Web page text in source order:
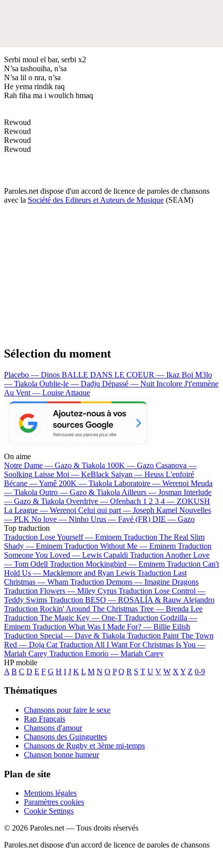
Serbi moul el bar, serbi x2
N’sa tashouiha, n’sa
N’sa lil o nra, n’sa
He yema rindik raq
Rah fiha ma i woulich hmaq
Rewoud
Rewoud
Rewoud
Rewoud
Paroles.net dispose d'un accord de licence de paroles de chansons
avec la Société des Editeurs et Auteurs de Musique (SEAM)
Sélection du moment
Placebo — Dinos BALLE DANS LE COEUR — Ikaz Boi M3lo
— Tiakola Oublie-le — Dadju Dépassé — Nuit Incolore J't'emmène
Au Vent — Louise Attaque
On aime
Notre Dame — Gazo & Tiakola 100K — Gazo Casanova —
Soolking Laisse Moi — KeBlack Saiyan — Heuss L'enfoiré
Bécane —Yamê 200K — Tiakola Laboratoire — Werenoi Meuda
— Tiakola Outro — Gazo & Tiakola Ailleurs — Josman Interlude
— Gazo & Tiakola Overdrive — Ofenbach 1 2 3 4 — ZOKUSH
La League — Werenoi Celui qui part — Joseph Kamel Nouvelles
— PLK No love — Ninho Urus — Favé (FR) DIE — Gazo
Top traduction
Traduction Lose Yourself — Eminem Traduction The Real Slim
Shady — Eminem Traduction Without Me — Eminem Traduction
Someone You Loved — Lewis Capaldi Traduction Another Love
— Tom Odell Traduction Mockingbird — Eminem Traduction Can't
Hold Us — Macklemore and Ryan Lewis Traduction Last
Christmas — Wham Traduction Demons — Imagine Dragons
Traduction Flowers — Miley Cyrus Traduction Lose Control —
Teddy Swims Traduction BESO — ROSALÍA & Rauw Alejandro
Traduction Rockin' Around The Christmas Tree — Brenda Lee
Traduction The Magic Key — One-T Traduction Godzilla —
Eminem Traduction What Was I Made For? — Billie Eilish
Traduction Special — Dave & Tiakola Traduction Paint The Town
Red — Doja Cat Traduction All I Want For Christmas Is You —
Mariah Carey Traduction Emorio — Mariah Carey
HP mobile
A B C D E F G H I J K L M N O P Q R S T U V W X Y Z 0-9
Thématiques
Chansons pour faire le sexe
Rap Français
Chansons d'amour
Chansons des Guinguettes
Chansons de Rugby et 3ème mi-temps
Chanson bonne humeur
Plan de site
Mentions légales
Paramètres cookies
Cookie Settings
© 2026 Paroles.net — Tous droits réservés
Paroles.net dispose d'un accord de licence de paroles de chansons